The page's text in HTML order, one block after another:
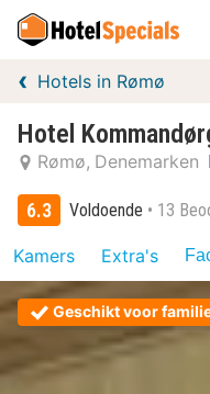
Hotels in Rømø
Hotel
Rømø Denemarken
6.3 Voldoende 13
Kamers Extra's
Geschikt voor